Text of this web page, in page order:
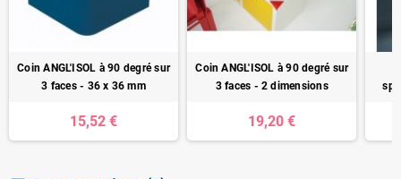
Coin ANGL'ISOL à 90 degré sur
3 faces - 36 x 36 mm
15,52 €
Coin ANGL'ISOL à 90 degré sur
3 faces - 2 dimensions
19,20 €